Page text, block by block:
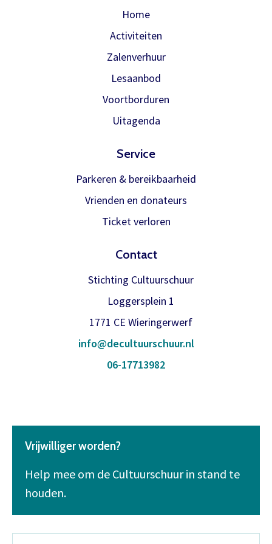
bij de voorstelling.
Meer info
Home
Activiteiten
Zalenverhuur
Lesaanbod
Voortborduren
Uitagenda
Service
Parkeren & bereikbaarheid
Vrienden en donateurs
Ticket verloren
Contact
Stichting Cultuurschuur
Loggersplein 1
1771 CE Wieringerwerf
info@decultuurschuur.nl
06-17713982
Vrijwilliger worden?
Help mee om de Cultuurschuur in stand te
houden.